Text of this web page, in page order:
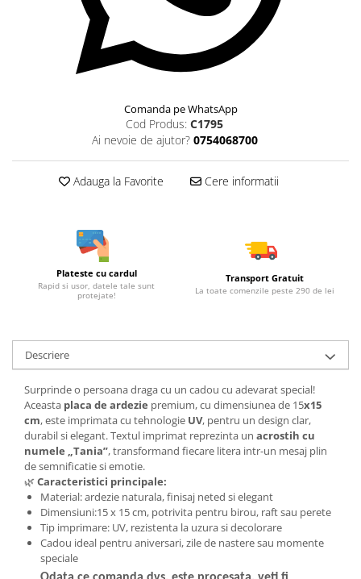
Comanda pe WhatsApp
Cod Produs: C1795
Ai nevoie de ajutor? 0754068700
Adauga la Favorite Cere informatii
Plateste cu cardul
Rapid si usor, datele tale sunt
protejate!
Transport Gratuit
La toate comenzile peste 290 de lei
Descriere
Surprinde o persoana draga cu un cadou cu adevarat special!
Aceasta placa de ardezie premium, cu dimensiunea de 15x15
cm, este imprimata cu tehnologie UV, pentru un design clar,
durabil si elegant. Textul imprimat reprezinta un acrostih cu
numele „Tania”, transformand fiecare litera intr-un mesaj plin
de semnificatie si emotie.
🌿 Caracteristici principale:
Material: ardezie naturala, finisaj neted si elegant
Dimensiuni:15 x 15 cm, potrivita pentru birou, raft sau perete
Tip imprimare: UV, rezistenta la uzura si decolorare
Cadou ideal pentru aniversari, zile de nastere sau momente
speciale